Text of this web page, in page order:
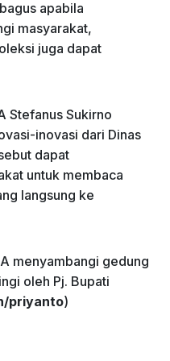
apabila
masyarakat,
juga dapat
Stefanus Sukirno
inovasi dari Dinas
dapat
untuk membaca
langsung ke
menyambangi gedung
oleh Pj. Bupati
priyanto)